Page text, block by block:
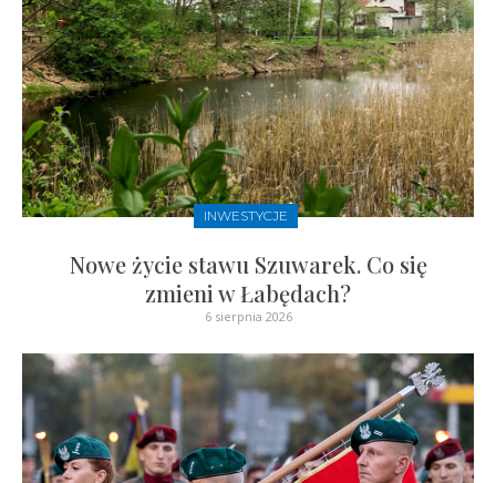
INWESTYCJE
Nowe życie stawu Szuwarek. Co się
zmieni w Łabędach?
6 sierpnia 2026